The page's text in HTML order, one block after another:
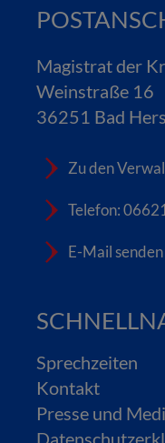
Magistrat der
Weinstraße 16
36251 Bad
Zu den
Telefon:
E-Mail senden
Sprechzeiten
Kontakt
Presse und